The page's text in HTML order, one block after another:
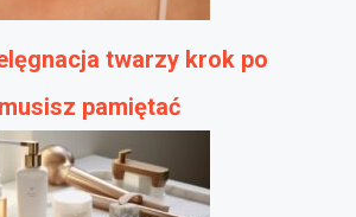
twarzy krok po
pamiętać